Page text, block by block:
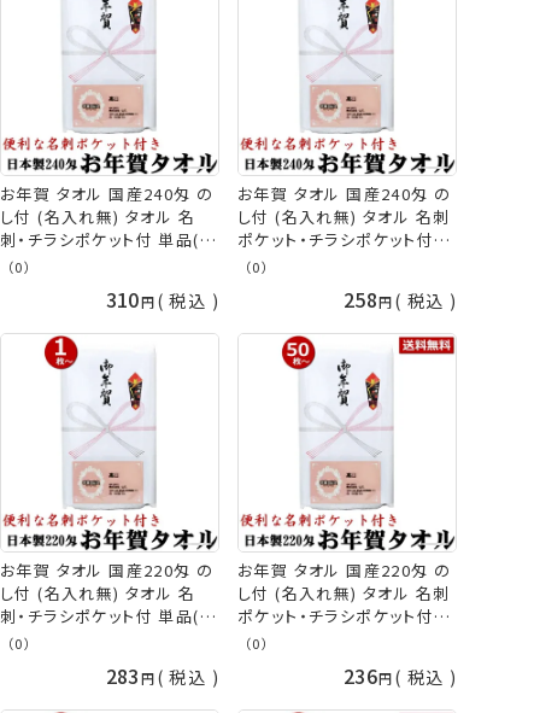
お年賀 タオル 国産240匁 の
し付 (名入れ無) タオル 名
刺・チラシポケット付 単品(1
枚単位) お年賀タオル 粗品
品タオル [返品不可] 手芸の
山久
（0）
310 税込
お年賀 タオル 国産240匁 の
し付 (名入れ無) タオル 名刺
ポケット・チラシポケット付
36枚以上(端数注文OK) お年
礼 熨斗付きタオル 粗品タオ
ル 手芸の山久
（0）
258 税込
お年賀 タオル 国産220匁 の
し付 (名入れ無) タオル 名
刺・チラシポケット付 単品(1
枚単位) お年賀タオル 粗品
品タオル [返品不可] 手芸の
山久
（0）
283 税込
お年賀 タオル 国産220匁 の
し付 (名入れ無) タオル 名刺
ポケット・チラシポケット付
50枚以上(端数注文OK) お年
礼 熨斗付きタオル 粗品タオ
ル 手芸の山久
（0）
236 税込